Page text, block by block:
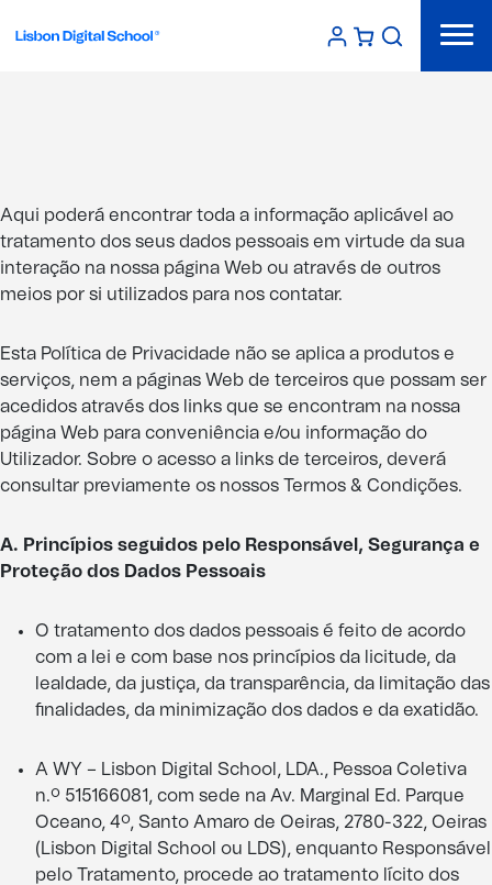
Política de Privacidade
Aqui poderá encontrar toda a informação aplicável ao
tratamento dos seus dados pessoais em virtude da sua
interação na nossa página Web ou através de outros
meios por si utilizados para nos contatar.
Esta Política de Privacidade não se aplica a produtos e
serviços, nem a páginas Web de terceiros que possam ser
acedidos através dos links que se encontram na nossa
página Web para conveniência e/ou informação do
Utilizador. Sobre o acesso a links de terceiros, deverá
consultar previamente os nossos Termos & Condições.
A. Princípios seguidos pelo Responsável, Segurança e
Proteção dos Dados Pessoais
O tratamento dos dados pessoais é feito de acordo
com a lei e com base nos princípios da licitude, da
lealdade, da justiça, da transparência, da limitação das
finalidades, da minimização dos dados e da exatidão.
A WY – Lisbon Digital School, LDA., Pessoa Coletiva
n.º 515166081, com sede na Av. Marginal Ed. Parque
Oceano, 4º, Santo Amaro de Oeiras, 2780-322, Oeiras
(Lisbon Digital School ou LDS), enquanto Responsável
pelo Tratamento, procede ao tratamento lícito dos